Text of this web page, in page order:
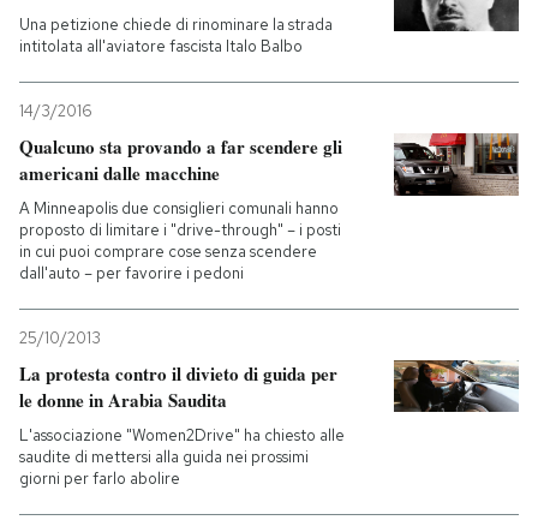
Una petizione chiede di rinominare la strada
intitolata all'aviatore fascista Italo Balbo
14/3/2016
Qualcuno sta provando a far scendere gli
americani dalle macchine
A Minneapolis due consiglieri comunali hanno
proposto di limitare i "drive-through" – i posti
in cui puoi comprare cose senza scendere
dall'auto – per favorire i pedoni
25/10/2013
La protesta contro il divieto di guida per
le donne in Arabia Saudita
L'associazione "Women2Drive" ha chiesto alle
saudite di mettersi alla guida nei prossimi
giorni per farlo abolire